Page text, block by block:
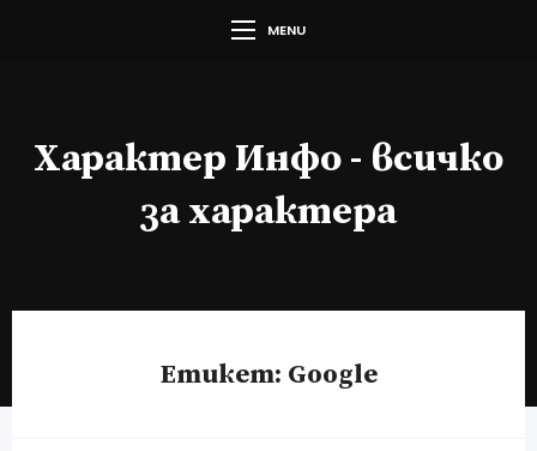
MENU
Характер Инфо - всичко
за характера
Етикет: Google